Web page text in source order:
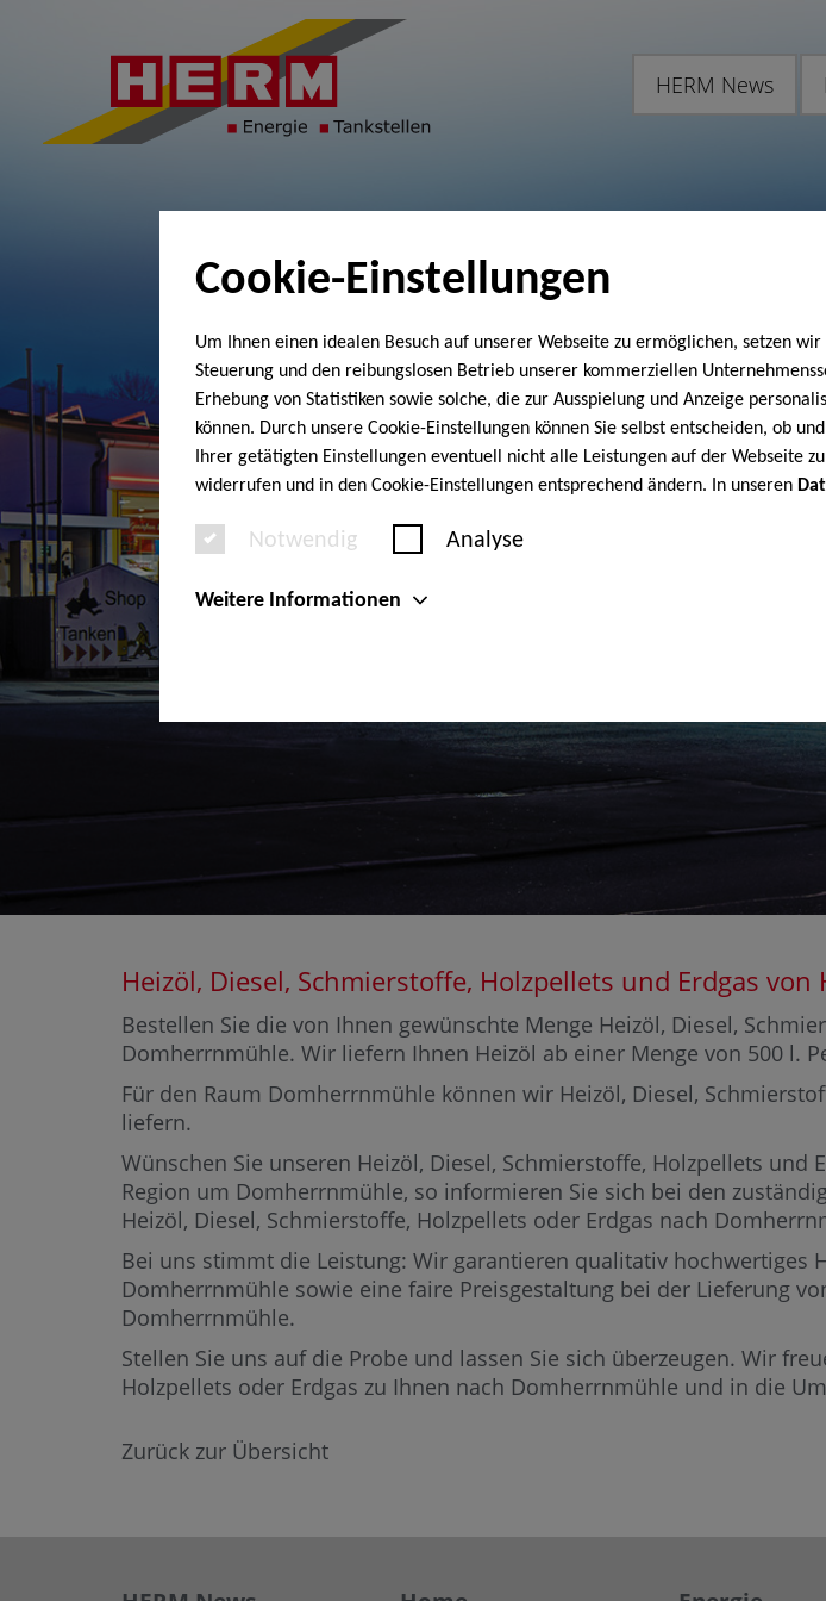
Cookie-Einstellungen
Um Ihnen einen idealen Besuch auf unserer Webseite zu ermöglichen, setzen
Steuerung und den reibungslosen Betrieb unserer kommerziellen
Erhebung von Statistiken sowie solche, die zur Ausspielung und Anzeige
können. Durch unsere Cookie-Einstellungen können Sie selbst entscheiden, ob
Ihrer getätigten Einstellungen eventuell nicht alle Leistungen auf der Webseite
widerrufen und in den Cookie-Einstellungen entsprechend ändern. In unseren
Notwendig Analyse
Weitere Informationen
HERM News
Heizöl, Diesel, Schmierstoffe, Holzpellets und Erdgas
Bestellen Sie die von Ihnen gewünschte Menge Heizöl, Diesel,
Domherrnmühle. Wir liefern Ihnen Heizöl ab einer Menge von 500 l.
Für den Raum Domherrnmühle können wir Heizöl, Diesel,
liefern.
Wünschen Sie unseren Heizöl, Diesel, Schmierstoffe, Holzpellets
Region um Domherrnmühle, so informieren Sie sich bei den
Heizöl, Diesel, Schmierstoffe, Holzpellets oder Erdgas nach
Bei uns stimmt die Leistung: Wir garantieren qualitativ hochwertiges
Domherrnmühle sowie eine faire Preisgestaltung bei der Lieferung
Domherrnmühle.
Stellen Sie uns auf die Probe und lassen Sie sich überzeugen. Wir
Holzpellets oder Erdgas zu Ihnen nach Domherrnmühle und in die
Zurück zur Übersicht